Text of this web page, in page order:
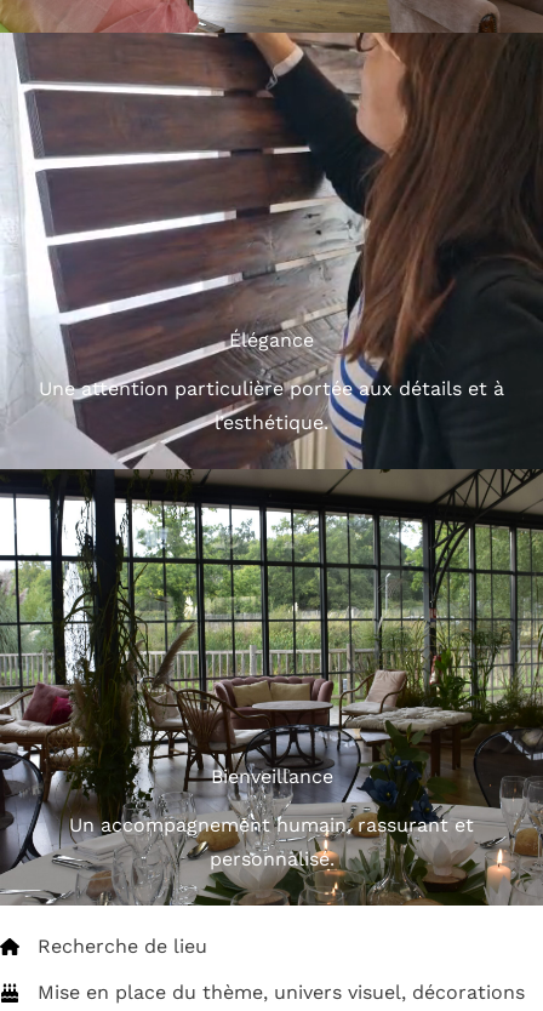
Élégance
Une attention particulière portée aux détails et à
l’esthétique.
Bienveillance
Un accompagnement humain, rassurant et
personnalisé.
Recherche de lieu
Mise en place du thème, univers visuel, décorations